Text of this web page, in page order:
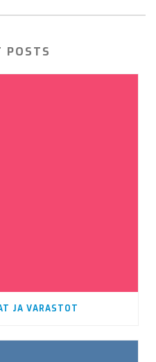
POSTS
JA VARASTOT